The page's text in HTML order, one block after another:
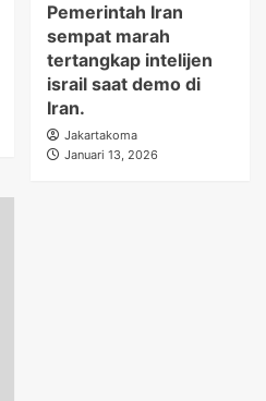
Pemerintah Iran
sempat marah
tertangkap intelijen
israil saat demo di
Iran.
Jakartakoma
Januari 13, 2026